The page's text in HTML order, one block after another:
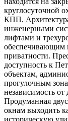
круглосуточной
КПП.
инженерными
лифтами и
обеспечивающим
приватности.
доступность к
объектам,
прогулочным
независимость
Продуманная
окнам выходить
историческую